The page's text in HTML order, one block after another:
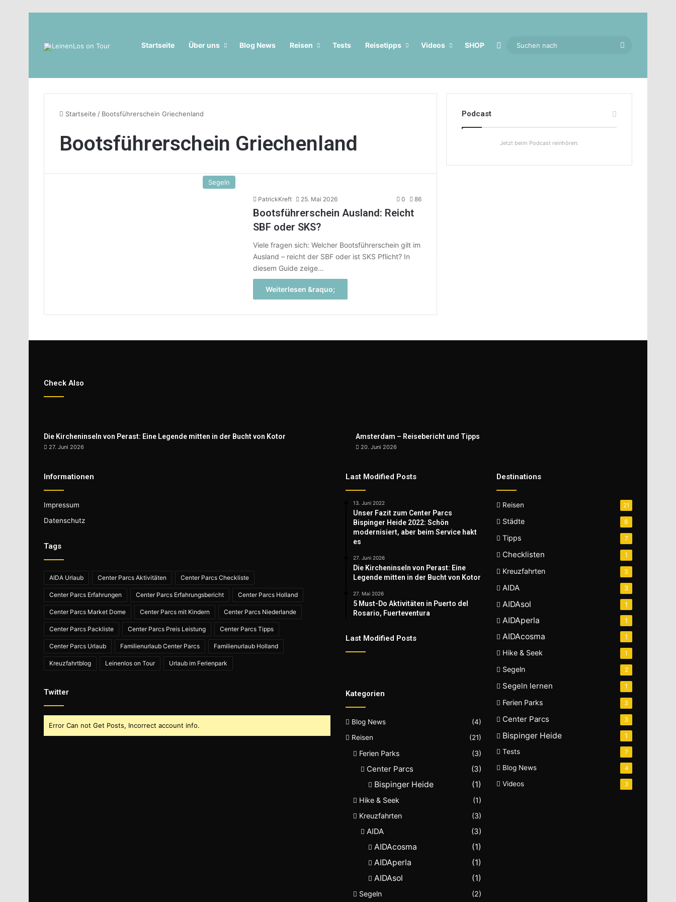
Startseite Über uns Blog News Reisen Tests Reisetipps Videos SHOP Skin umschalten
Startseite / Bootsführerschein Griechenland
Bootsführerschein Griechenland
Segeln
PatrickKreft 25. Mai 2026 0 86
Bootsführerschein Ausland: Reicht
SBF oder SKS?
Viele fragen sich: Welcher Bootsführerschein gilt im
Ausland – reicht der SBF oder ist SKS Pflicht? In
diesem Guide zeige…
Weiterlesen &raquo;
Podcast
Jetzt beim Podcast reinhören:
Check Also
Die Kircheninseln von Perast: Eine Legende mitten in der Bucht von Kotor
27. Juni 2026
Amsterdam – Reisebericht und Tipps
20. Juni 2026
Informationen
Impressum
Datenschutz
Tags
AIDA Urlaub Center Parcs Aktivitäten Center Parcs Checkliste
Center Parcs Erfahrungen Center Parcs Erfahrungsbericht Center Parcs Holland
Center Parcs Market Dome Center Parcs mit Kindern Center Parcs Niederlande
Center Parcs Packliste Center Parcs Preis Leistung Center Parcs Tipps
Center Parcs Urlaub Familienurlaub Center Parcs Familienurlaub Holland
Kreuzfahrtblog Leinenlos on Tour Urlaub im Ferienpark
Twitter
Error Can not Get Posts, Incorrect account info.
Last Modified Posts
13. Juni 2022
Unser Fazit zum Center Parcs
Bispinger Heide 2022: Schön
modernisiert, aber beim Service hakt
es
27. Juni 2026
Die Kircheninseln von Perast: Eine
Legende mitten in der Bucht von Kotor
27. Mai 2026
5 Must-Do Aktivitäten in Puerto del
Rosario, Fuerteventura
Last Modified Posts
Kategorien
Blog News
(4)
Reisen
(21)
Ferien Parks (3)
Center Parcs
(3)
Bispinger Heide
(1)
Hike & Seek
(1)
Kreuzfahrten
(3)
AIDA
(3)
AIDAcosma
(1)
AIDAperla
(1)
AIDAsol
(1)
Segeln (2)
Destinations
Reisen 21
Städte 8
Tipps 7
Checklisten 1
Kreuzfahrten 3
AIDA 3
AIDAsol 1
AIDAperla 1
AIDAcosma 1
Hike & Seek 1
Segeln 2
Segeln lernen 1
Ferien Parks 3
Center Parcs 3
Bispinger Heide
1
Tests
7
Blog News 4
Videos 3